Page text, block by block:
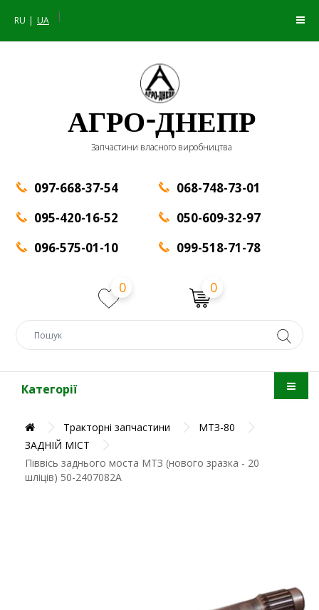
RU UA |
АГРО-ДНЕПР
Запчастини власного виробництва
097-668-37-54
095-420-16-52
096-575-01-10
068-748-73-01
050-609-32-97
099-518-71-78
0 0
Категорії
Тракторні запчастини
МТЗ-80
ЗАДНІЙ МІСТ
Піввісь заднього моста МТЗ (нового зразка - 20
шліців) 50-2407082А